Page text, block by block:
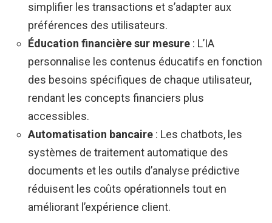
simplifier les transactions et s’adapter aux
préférences des utilisateurs.
Éducation financière sur mesure : L’IA
personnalise les contenus éducatifs en fonction
des besoins spécifiques de chaque utilisateur,
rendant les concepts financiers plus
accessibles.
Automatisation bancaire : Les chatbots, les
systèmes de traitement automatique des
documents et les outils d’analyse prédictive
réduisent les coûts opérationnels tout en
améliorant l’expérience client.